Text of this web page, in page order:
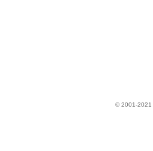
© 2001-2021